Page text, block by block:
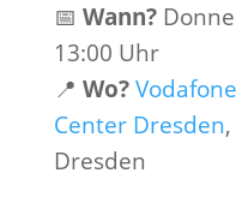
📅 Wann?
13:00 Uhr
📍 Wo?
Center Dresden
Dresden